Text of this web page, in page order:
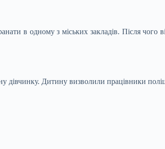
в одному з міських закладів. Після
Дитину визволили працівники